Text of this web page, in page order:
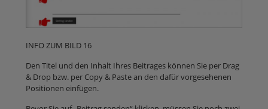
INFO ZUM BILD 16
Den Titel und den Inhalt Ihres Beitrages können Sie per Drag
& Drop bzw. per Copy & Paste an den dafür vorgesehenen
Positionen einfügen.